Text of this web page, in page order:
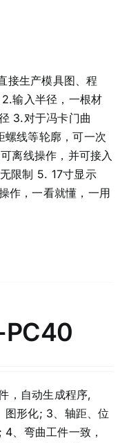
接生产模具图、程
输入半径，一根材
3.对于冯卡门曲
螺线等轮廓，可一次
离线操作，并可接入
限制 5. 17寸显示
作，一看就懂，一用
PC40
，自动生成程序,
图形化; 3、轴距、位
、弯曲工件一致，